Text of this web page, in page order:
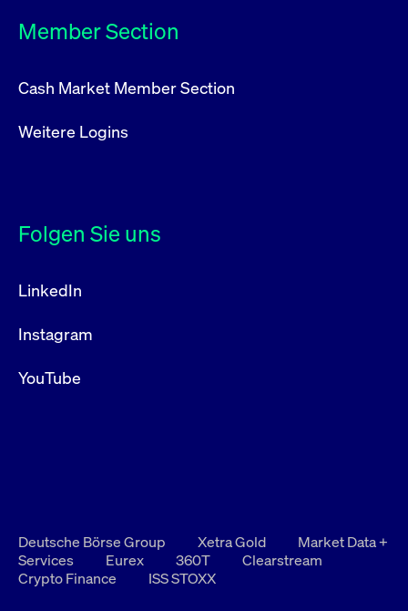
Member Section
Cash Market Member Section
Weitere Logins
Folgen Sie uns
LinkedIn
Instagram
YouTube
Deutsche Börse Group Xetra Gold
Market Data +
Services
Eurex 360T
Clearstream
Crypto Finance
ISS STOXX